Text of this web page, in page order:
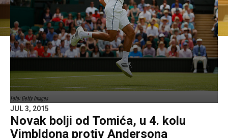
Foto: Getty Images
JUL 3, 2015
Novak bolji od Tomića, u 4. kolu
Vimbldona protiv Andersona